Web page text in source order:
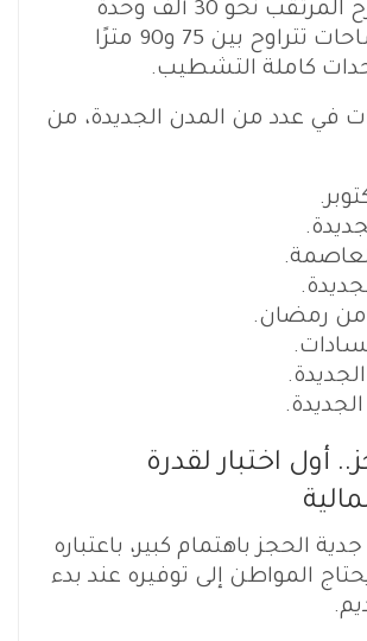
يتضمن الطرح المرتقب نحو 30 ألف وحدة
سكنية، بمساحات تتراوح بين 75 و90 مترًا
كاملة التشطيب.
في عدد من المدن الجديدة، من
من رمضان.
أول اختبار لقدرة
الحجز باهتمام كبير، باعتباره
المواطن إلى توفيره عند بدء